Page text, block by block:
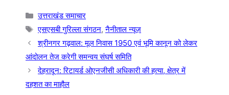
Categories
उत्तराखंड समाचार
Tags
एसएसबी गुरिल्ला संगठन,नैनीताल न्यूज़
श्रीनगर गढ़वाल: मूल निवास 1950 एवं भूमि कानून को लेकर
आंदोलन तेज करेगी समन्वय संघर्ष समिति
देहरादून: रिटायर्ड ओएनजीसी अधिकारी की हत्या, क्षेत्र में
दहशत का माहौल